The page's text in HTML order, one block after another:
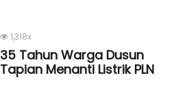
1,318x
35 Tahun Warga Dusun
Tapian Menanti Listrik PLN